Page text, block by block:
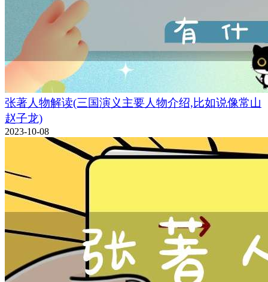
张著人物解读(三国演义主要人物介绍,比如说像常山
赵子龙)
2023-10-08